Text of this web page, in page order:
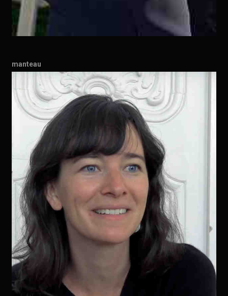
manteau